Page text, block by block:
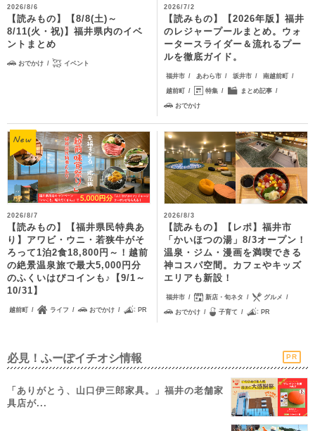
2026/8/6
【読みもの】【8/8(土)～
8/11(火・祝)】福井県内のイベ
ントまとめ
おでかけ イベント
2026/7/2
【読みもの】【2026年版】福井
のレジャープールまとめ。ウォ
ータースライダー＆流れるプー
ルを徹底ガイド。
福井市 あわら市 坂井市 南越前町
越前町 特集 まとめ記事
おでかけ
2026/8/7
【読みもの】【福井県民特典あ
り】アワビ・ウニ・若狭牛がそ
ろって1泊2食18,800円～！越前
の絶景温泉旅で最大5,000円分
のふくいはぴコインも♪【9/1～
10/31】
越前町 ライフ おでかけ PR
2026/8/3
【読みもの】【レポ】福井市
「かいほつの湯」8/3オープン！
温泉・ジム・漫画を満喫できる
神コスパ空間。カフェやキッズ
エリアも新設！
福井市 新店・旬ネタ グルメ
おでかけ 子育て PR
必見！ふーぽイチオシ情報 PR
「ありがとう、山口伊三郎家具。」福井の老舗家
具店が...